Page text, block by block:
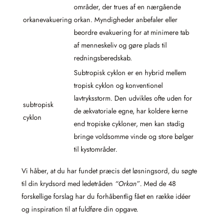
orkanevakuering
områder, der trues af en nærgående
orkan. Myndigheder anbefaler eller
beordre evakuering for at minimere tab
af menneskeliv og gøre plads til
redningsberedskab.
subtropisk
cyklon
Subtropisk cyklon er en hybrid mellem
tropisk cyklon og konventionel
lavtryksstorm. Den udvikles ofte uden for
de ækvatoriale egne, har koldere kerne
end tropiske cykloner, men kan stadig
bringe voldsomme vinde og store bølger
til kystområder.
Vi håber, at du har fundet præcis det løsningsord, du søgte
til din krydsord med ledetråden “Orkan”. Med de 48
forskellige forslag har du forhåbentlig fået en række idéer
og inspiration til at fuldføre din opgave.